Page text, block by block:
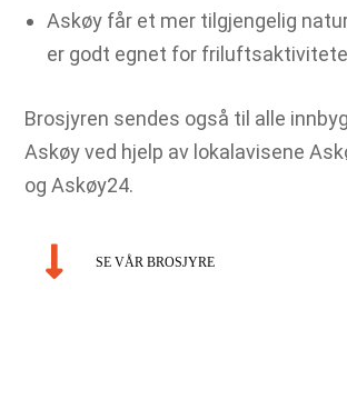
Askøy får et mer tilgjengelig
er godt egnet for
Brosjyren sendes også til alle
Askøy ved hjelp av lokalavisene
og Askøy24.
SE VÅR BROSJYRE